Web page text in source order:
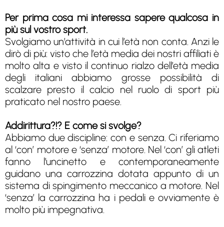
Per prima cosa mi interessa sapere qualcosa in
più sul vostro sport.
Svolgiamo un’attività in cui l’età non conta. Anzi le
dirò di più: visto che l’età media dei nostri affiliati è
molto alta e visto il continuo rialzo dell’età media
degli italiani abbiamo grosse possibilità di
scalzare presto il calcio nel ruolo di sport più
praticato nel nostro paese.
Addirittura?!? E come si svolge?
Abbiamo due discipline: con e senza. Ci riferiamo
al ‘con’ motore e ‘senza’ motore. Nel ‘con’ gli atleti
fanno l’uncinetto e contemporaneamente
guidano una carrozzina dotata appunto di un
sistema di spingimento meccanico a motore. Nel
‘senza’ la carrozzina ha i pedali e ovviamente è
molto più impegnativa.